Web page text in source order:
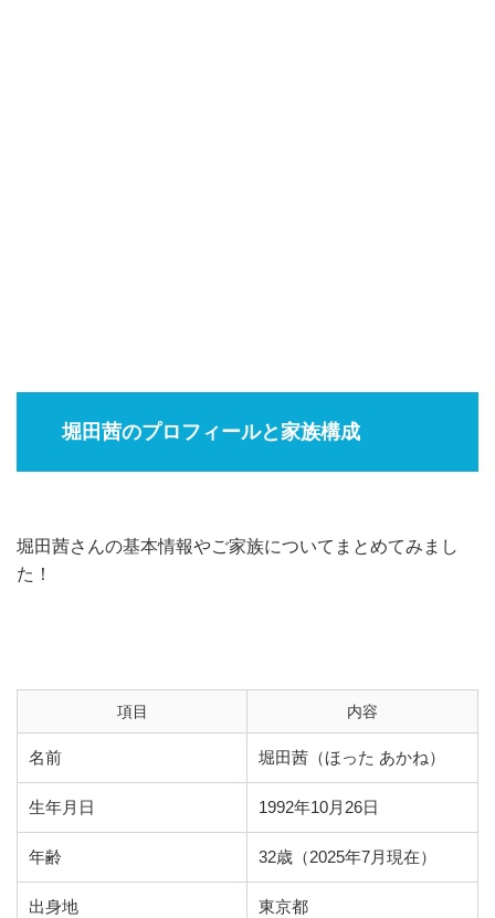
堀田茜のプロフィールと家族構成
堀田茜さんの基本情報やご家族についてまとめてみまし
た！
項目 内容
名前 堀田茜（ほった あかね）
生年月日 1992年10月26日
年齢 32歳（2025年7月現在）
出身地 東京都